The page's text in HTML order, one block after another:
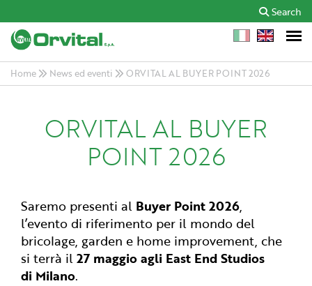
Search
Home News ed eventi ORVITAL AL BUYER POINT 2026
ORVITAL AL BUYER
POINT 2026
Saremo presenti al Buyer Point 2026,
l’evento di riferimento per il mondo del
bricolage, garden e home improvement, che
si terrà il27 maggio agli East End Studios
di Milano.